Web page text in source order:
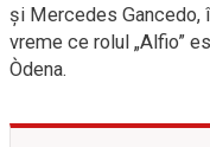
şi Mercedes Gancedo,
vreme ce rolul „Alfio”
Òdena.